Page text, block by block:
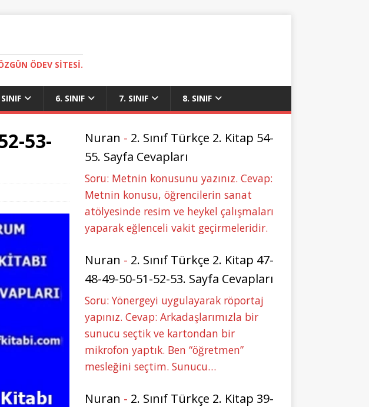
ÖDEV SITESI.
6. SINIF 7. SINIF 8. SINIF
53-
Nuran - 2. Sınıf Türkçe 2. Kitap 54-
55. Sayfa Cevapları
Soru: Metnin konusunu yazınız. Cevap:
Metnin konusu, öğrencilerin sanat
atölyesinde resim ve heykel çalışmaları
yaparak eğlenceli vakit geçirmeleridir.
Nuran - 2. Sınıf Türkçe 2. Kitap 47-
48-49-50-51-52-53. Sayfa Cevapları
Soru: Yönergeyi uygulayarak röportaj
yapınız. Cevap: Arkadaşlarımızla bir
sunucu seçtik ve kartondan bir
mikrofon yaptık. Ben “öğretmen”
mesleğini seçtim. Sunucu…
Nuran - 2. Sınıf Türkçe 2. Kitap 39-